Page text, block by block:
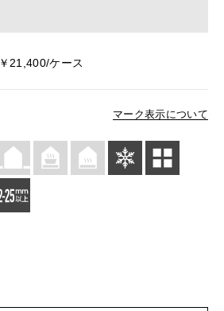
￥21,400/ケース
マーク表示について